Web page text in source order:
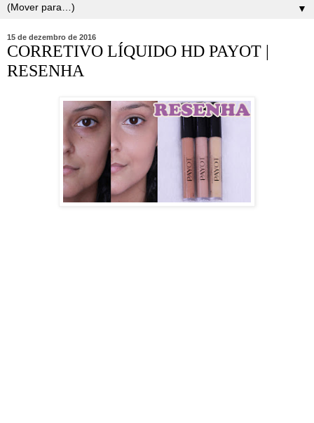
▼
15 de dezembro de 2016
CORRETIVO LÍQUIDO HD PAYOT |
RESENHA